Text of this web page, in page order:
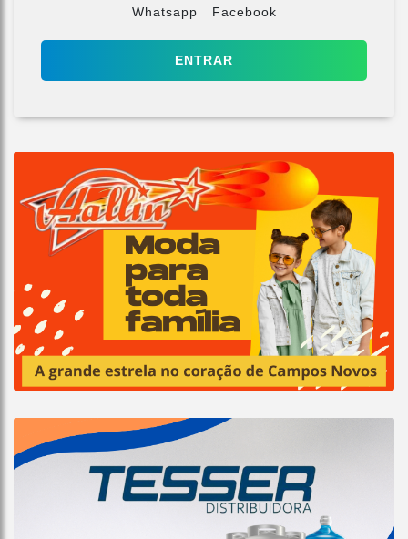
Whatsapp Facebook
ENTRAR